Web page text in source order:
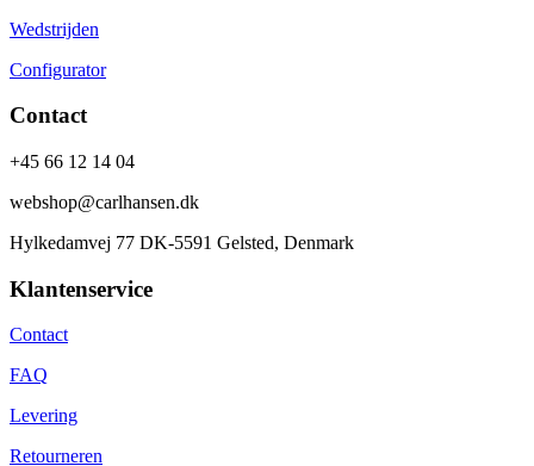
Wedstrijden
Configurator
Contact
+45 66 12 14 04
webshop@carlhansen.dk
Hylkedamvej 77 DK-5591 Gelsted, Denmark
Klantenservice
Contact
FAQ
Levering
Retourneren